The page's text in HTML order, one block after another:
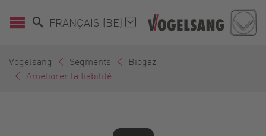
FRANÇAIS (BE)
Vogelsang Segments
Biogaz
Améliorer la fiabilité